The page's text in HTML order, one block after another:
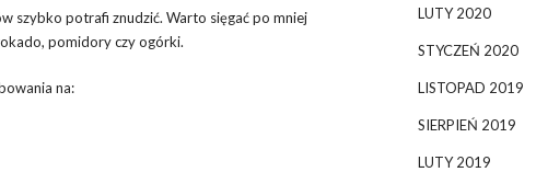
szybko potrafi znudzić. Warto sięgać po mniej
pomidory czy ogórki.
na:
LUTY 2020
STYCZEŃ 2020
LISTOPAD 2019
SIERPIEŃ 2019
LUTY 2019